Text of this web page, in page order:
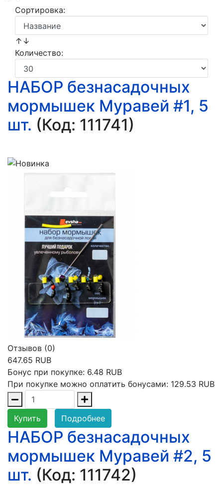
Сортировка:
↑↓
Количество:
НАБОР безнасадочных
мормышек Муравей #1, 5
шт. (Код: 111741)
Отзывов (0)
647.65 RUB
Бонус при покупке: 6.48 RUB
При покупке можно оплатить бонусами: 129.53 RUB
Купить Подробнее
НАБОР безнасадочных
мормышек Муравей #2, 5
шт. (Код: 111742)